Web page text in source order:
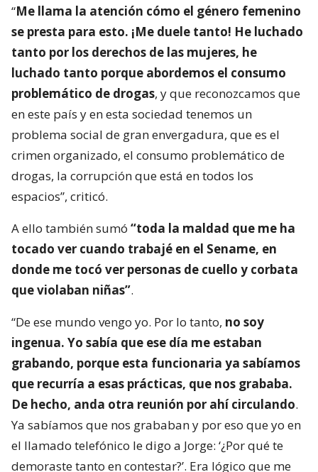
“Me llama la atención cómo el género femenino
se presta para esto. ¡Me duele tanto! He luchado
tanto por los derechos de las mujeres, he
luchado tanto porque abordemos el consumo
problemático de drogas, y que reconozcamos que
en este país y en esta sociedad tenemos un
problema social de gran envergadura, que es el
crimen organizado, el consumo problemático de
drogas, la corrupción que está en todos los
espacios”, criticó.
A ello también sumó “toda la maldad que me ha
tocado ver cuando trabajé en el Sename, en
donde me tocó ver personas de cuello y corbata
que violaban niñas”.
“De ese mundo vengo yo. Por lo tanto, no soy
ingenua. Yo sabía que ese día me estaban
grabando, porque esta funcionaria ya sabíamos
que recurría a esas prácticas, que nos grababa.
De hecho, anda otra reunión por ahí circulando.
Ya sabíamos que nos grababan y por eso que yo en
el llamado telefónico le digo a Jorge: ‘¿Por qué te
demoraste tanto en contestar?’. Era lógico que me